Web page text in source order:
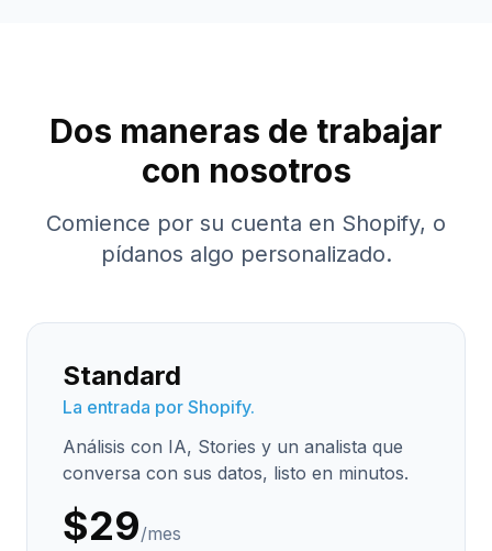
Dos maneras de trabajar
con nosotros
Comience por su cuenta en Shopify, o
pídanos algo personalizado.
Standard
La entrada por Shopify.
Análisis con IA, Stories y un analista que
conversa con sus datos, listo en minutos.
$29/mes